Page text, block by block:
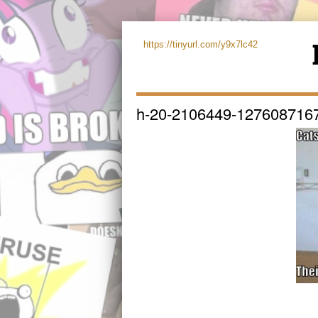
https://tinyurl.com/y9x7lc42
h-20-2106449-